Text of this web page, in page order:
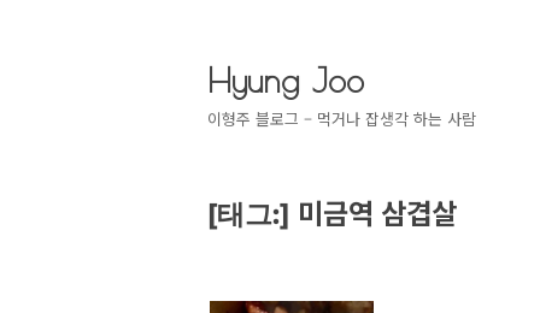
Hyung Joo
이형주 블로그 – 먹거나 잡생각 하는 사람
[태그:] 미금역 삼겹살